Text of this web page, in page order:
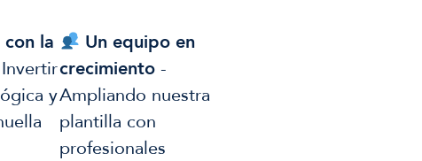
la
y
Un equipo en
crecimiento-
Ampliando nuestra
plantilla con
profesionales